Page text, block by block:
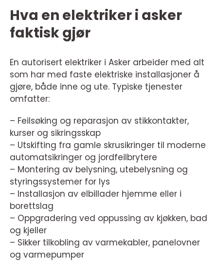
Hva en elektriker i asker
faktisk gjør
En autorisert elektriker i Asker arbeider med alt
som har med faste elektriske installasjoner å
gjøre, både inne og ute. Typiske tjenester
omfatter:
– Feilsøking og reparasjon av stikkontakter,
kurser og sikringsskap
– Utskifting fra gamle skrusikringer til moderne
automatsikringer og jordfeilbrytere
– Montering av belysning, utebelysning og
styringssystemer for lys
– Installasjon av elbillader hjemme eller i
borettslag
– Oppgradering ved oppussing av kjøkken, bad
og kjeller
– Sikker tilkobling av varmekabler, panelovner
og varmepumper